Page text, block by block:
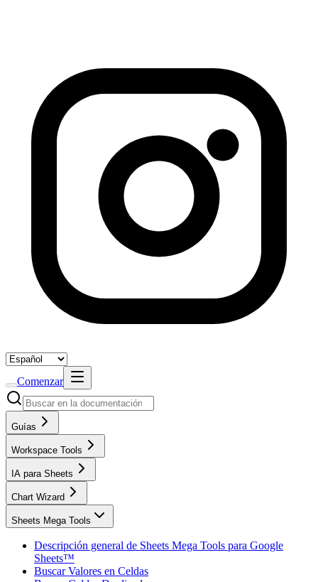
Comenzar
Guías
Workspace Tools
IA para Sheets
Chart Wizard
Sheets Mega Tools
Descripción general de Sheets Mega Tools para Google
Sheets™
Buscar Valores en Celdas